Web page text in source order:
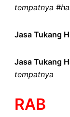
tempatnya
Jasa Tukang
Jasa Tukang
tempatnya
RAB